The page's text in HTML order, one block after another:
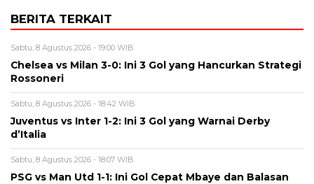
BERITA TERKAIT
Sabtu, 8 Agustus 2026 - 19:00 WIB
Chelsea vs Milan 3-0: Ini 3 Gol yang Hancurkan Strategi
Rossoneri
Sabtu, 8 Agustus 2026 - 18:42 WIB
Juventus vs Inter 1-2: Ini 3 Gol yang Warnai Derby
d’Italia
Sabtu, 8 Agustus 2026 - 18:07 WIB
PSG vs Man Utd 1-1: Ini Gol Cepat Mbaye dan Balasan